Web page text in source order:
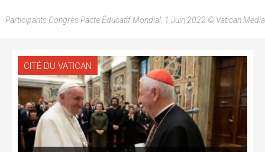
Participants Congrès Pacte Éducatif Mondial, 1 Juin 2022 © Vatican Media
CITÉ DU VATICAN